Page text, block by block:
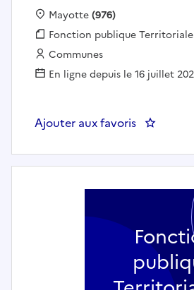
Localisation :
Mayotte(976)
Fonction publique :
Fonction publique Territoriale
Employeur :
Communes
En ligne depuis le 16 juillet
Ajouter aux favoris :